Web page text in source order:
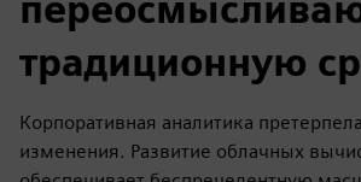
традиционную
Корпоративная аналитика
изменения. Развитие облачных